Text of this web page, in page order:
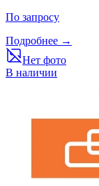
По запросу
Подробнее →
Нет фото
В наличии